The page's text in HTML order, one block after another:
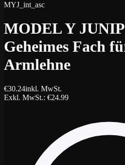
MYJ_int_asc
MODEL Y
Geheimes Fach
Armlehne
€30.24inkl. MwSt.
Exkl. MwSt.: €24.99